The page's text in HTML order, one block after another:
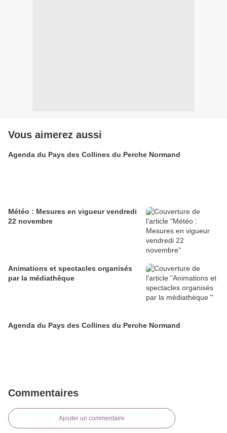
Vous aimerez aussi
Agenda du Pays des Collines du Perche Normand
Météo : Mesures en vigueur vendredi
22 novembre
Animations et spectacles organisés
par la médiathèque
Agenda du Pays des Collines du Perche Normand
Commentaires
Ajouter un commentaire